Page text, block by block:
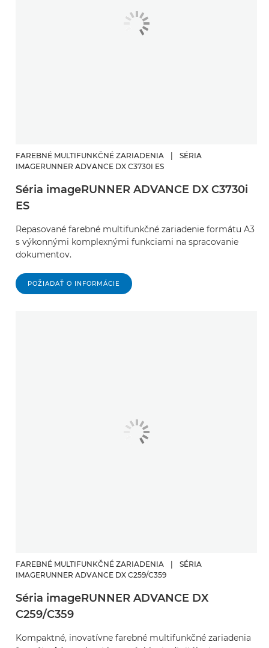
FAREBNÉ MULTIFUNKČNÉ ZARIADENIA
SÉRIA
IMAGERUNNER ADVANCE DX C3730I ES
Séria imageRUNNER ADVANCE DX C3730i
ES
Repasované farebné multifunkčné zariadenie formátu A3
s výkonnými komplexnými funkciami na spracovanie
dokumentov.
POŽIADAŤ O INFORMÁCIE
FAREBNÉ MULTIFUNKČNÉ ZARIADENIA
SÉRIA
IMAGERUNNER ADVANCE DX C259/C359
Séria imageRUNNER ADVANCE DX
C259/C359
Kompaktné, inovatívne farebné multifunkčné zariadenia